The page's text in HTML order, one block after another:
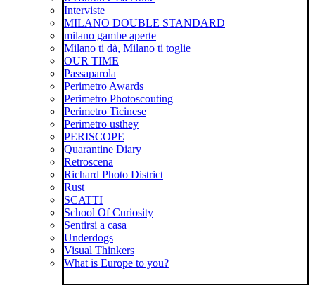
Interviste
MILANO DOUBLE STANDARD
milano gambe aperte
Milano ti dà, Milano ti toglie
OUR TIME
Passaparola
Perimetro Awards
Perimetro Photoscouting
Perimetro Ticinese
Perimetro usthey
PERISCOPE
Quarantine Diary
Retroscena
Richard Photo District
Rust
SCATTI
School Of Curiosity
Sentirsi a casa
Underdogs
Visual Thinkers
What is Europe to you?